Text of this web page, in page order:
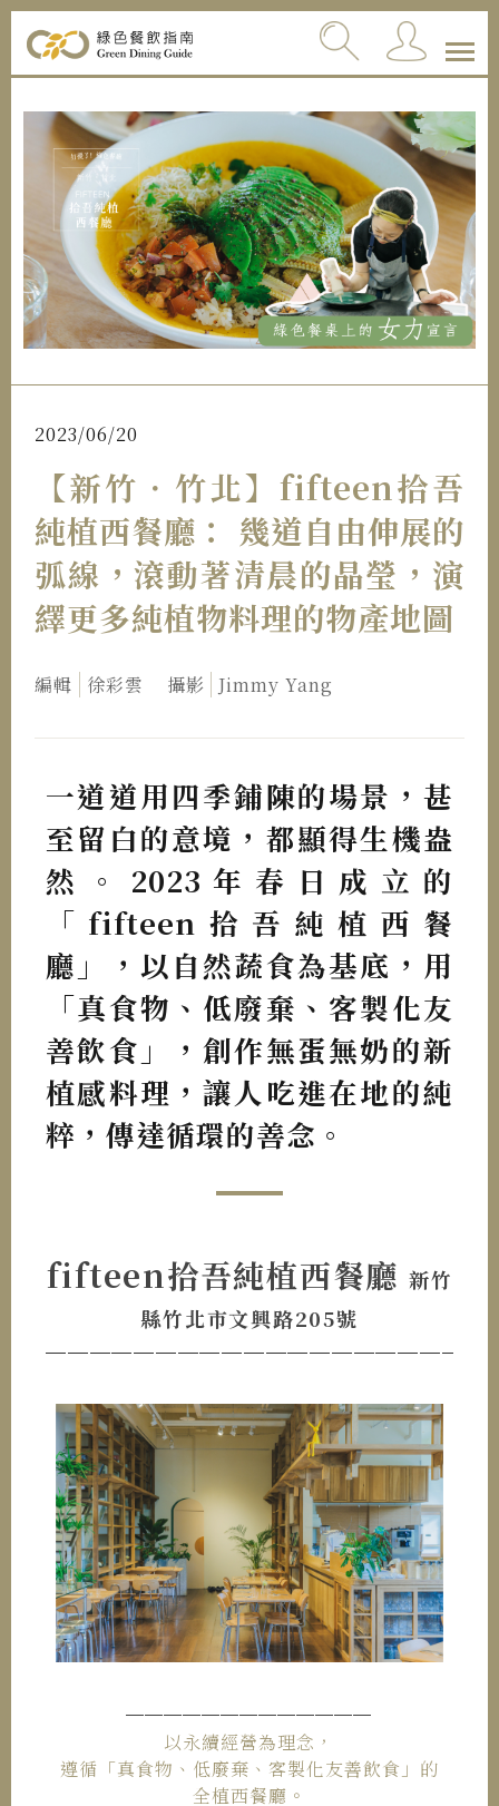
2023/06/20
【新竹．竹北】fifteen拾吾
純植西餐廳： 幾道自由伸展的
弧線，滾動著清晨的晶瑩，演
繹更多純植物料理的物產地圖
編輯 徐彩雲 攝影 Jimmy Yang
一道道用四季鋪陳的場景，甚
至留白的意境，都顯得生機盎
然。2023年春日成立的
「fifteen拾吾純植西餐
廳」，以自然蔬食為基底，用
「真食物、低廢棄、客製化友
善飲食」，創作無蛋無奶的新
植感料理，讓人吃進在地的純
粹，傳達循環的善念。
fifteen拾吾純植西餐廳 新竹
縣竹北市文興路205號
─────────────
以永續經營為理念，
遵循「真食物、低廢棄、客製化友善飲食」的
全植西餐廳。